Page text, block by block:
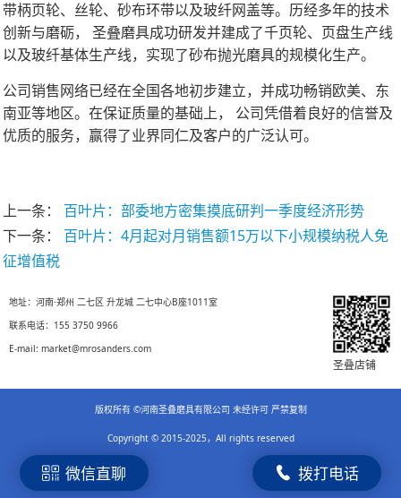
带柄页轮、丝轮、砂布环带以及玻纤网盖等。历经多年的技术
创新与磨砺， 圣叠磨具成功研发并建成了千页轮、页盘生产线
以及玻纤基体生产线，实现了砂布抛光磨具的规模化生产。
公司销售网络已经在全国各地初步建立，并成功畅销欧美、东
南亚等地区。在保证质量的基础上， 公司凭借着良好的信誉及
优质的服务，赢得了业界同仁及客户的广泛认可。
上一条：
百叶片：部委地方密集摸底研判一季度经济形势
下一条：
百叶片：4月起对月销售额15万以下小规模纳税人免
征增值税
地址：河南·郑州 二七区 升龙城 二七中心B座1011室
联系电话：155 3750 9966
E-mail: market@mrosanders.com
圣叠店铺
版权所有 ©河南圣叠磨具有限公司 未经许可 严禁复制
Copyright © 2015-2025，All rights reserved
微信直聊 拨打电话